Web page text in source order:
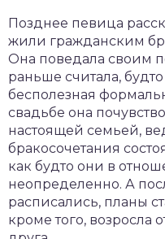
Позднее певица
жили гражданским
Она поведала своим
раньше считала, будто
бесполезная
свадьбе она
настоящей семьей,
бракосочетания
как будто они в
неопределенно. А
расписались, планы
кроме того, возросла